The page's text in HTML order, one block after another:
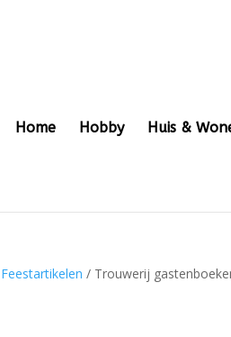
Home Hobby Huis &
Feestartikelen / Trouwerij